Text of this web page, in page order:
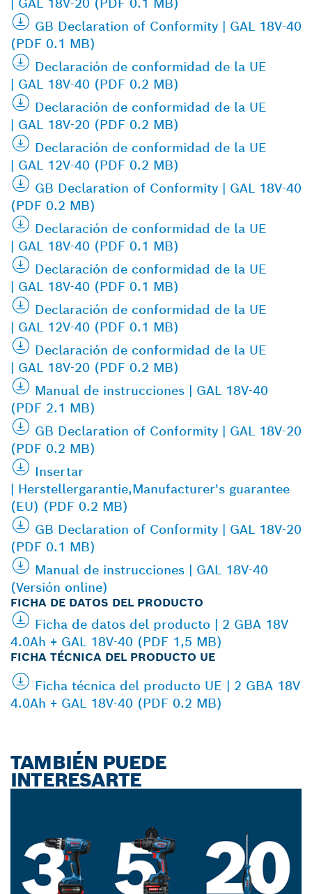
GB Declaration of Conformity | GAL 18V-40
(PDF 0.1 MB)
Declaración de conformidad de la UE
| GAL 18V-40 (PDF 0.2 MB)
Declaración de conformidad de la UE
| GAL 18V-20 (PDF 0.2 MB)
Declaración de conformidad de la UE
| GAL 12V-40 (PDF 0.2 MB)
GB Declaration of Conformity | GAL 18V-40
(PDF 0.2 MB)
Declaración de conformidad de la UE
| GAL 18V-40 (PDF 0.1 MB)
Declaración de conformidad de la UE
| GAL 18V-40 (PDF 0.1 MB)
Declaración de conformidad de la UE
| GAL 12V-40 (PDF 0.1 MB)
Declaración de conformidad de la UE
| GAL 18V-20 (PDF 0.2 MB)
Manual de instrucciones | GAL 18V-40
(PDF 2.1 MB)
GB Declaration of Conformity | GAL 18V-20
(PDF 0.2 MB)
Insertar
| Herstellergarantie,Manufacturer's guarantee
(EU) (PDF 0.2 MB)
GB Declaration of Conformity | GAL 18V-20
(PDF 0.1 MB)
Manual de instrucciones | GAL 18V-40
(Versión online)
FICHA DE DATOS DEL PRODUCTO
Ficha de datos del producto | 2 GBA 18V
4.0Ah + GAL 18V-40 (PDF 1,5 MB)
FICHA TÉCNICA DEL PRODUCTO UE
Ficha técnica del producto UE | 2 GBA 18V
4.0Ah + GAL 18V-40 (PDF 0.2 MB)
TAMBIÉN PUEDE
INTERESARTE